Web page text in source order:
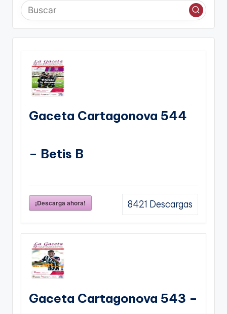
Gaceta Cartagonova 544
– Betis B
¡Descarga ahora! 8421 Descargas
Gaceta Cartagonova 543 –